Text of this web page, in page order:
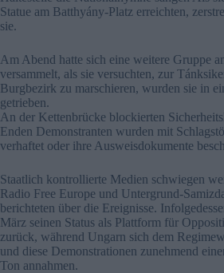
Statue am Batthyány-Platz erreichten,
sie.
Am Abend hatte sich eine weitere Gruppe
versammelt, als sie versuchten, zur
Burgbezirk zu marschieren, wurden sie in
getrieben.
An der Kettenbrücke blockierten
Enden Demonstranten wurden mit
verhaftet oder ihre Ausweisdokumente
Staatlich kontrollierte Medien schwiegen
Radio Free Europe und Untergrund-
berichteten über die Ereignisse.
März seinen Status als Plattform für
zurück, während Ungarn sich dem
und diese Demonstrationen zunehmend
Ton annahmen.